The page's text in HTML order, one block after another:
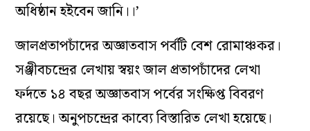
অধিষ্ঠান হইবেন জানি।।’
জালপ্রতাপচাঁদের অজ্ঞাতবাস পর্বটি বেশ রোমাঞ্চকর।
সঞ্জীবচন্দ্রের লেখায় স্বয়ং জাল প্রতাপচাঁদের লেখা
ফর্দতে ১৪ বছর অজ্ঞাতবাস পর্বের সংক্ষিপ্ত বিবরণ
রয়েছে। অনুপচন্দ্রের কাব্যে বিস্তারিত লেখা হয়েছে।